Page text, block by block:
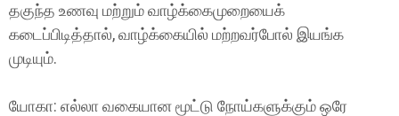
தகுந்த உணவு மற்றும் வாழ்க்கைமுறையைக்
கடைப்பிடித்தால், வாழ்க்கையில் மற்றவர்போல் இயங்க
முடியும்.
யோகா: எல்லா வகையான மூட்டு நோய்களுக்கும் ஒரே